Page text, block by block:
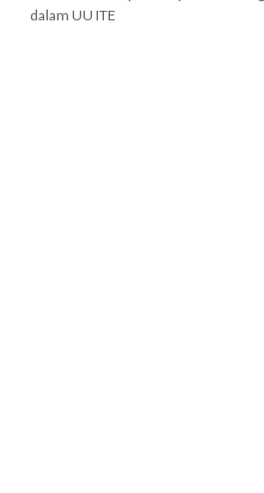
dalam UU ITE